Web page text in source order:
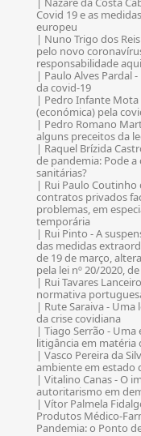
Covid 19 e as
europeu
| Nuno Trigo dos
pelo novo
responsabilidade
| Paulo Alves Pardal
da covid-19
| Pedro Infante Mota
(económica) pela
| Pedro Romano
alguns preceitos da
| Raquel Brízida
de pandemia: Pode
sanitárias?
| Rui Paulo Coutinho
contratos privados
problemas, em
temporária
| Rui Pinto - A
das medidas
de 19 de março,
pela lei nº 20/2020,
| Rui Tavares
normativa
| Rute Saraiva -
da crise covidiana
| Tiago Serrão -
litigância em matéria
| Vasco Pereira da
ambiente em estado
| Vitalino Canas - O
autoritarismo em
| Vítor Palmela
Produtos Médico-
Pandemia: o Ponto